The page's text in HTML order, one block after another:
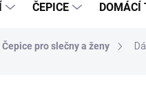
ČEPICE DOMÁCÍ
Čepice pro slečny a ženy